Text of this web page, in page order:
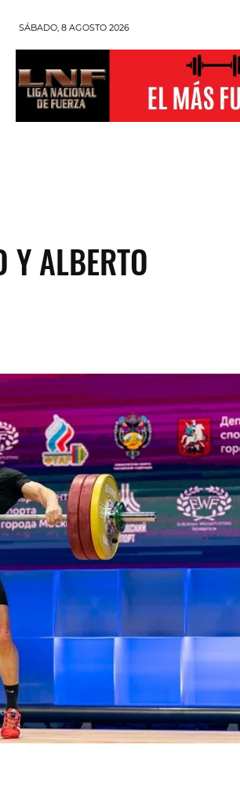
SÁBADO, 8 AGOSTO 2026
Y ALBERTO